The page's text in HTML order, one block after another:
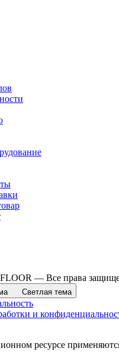
— Все права
Светлая тема
и
ресурсе